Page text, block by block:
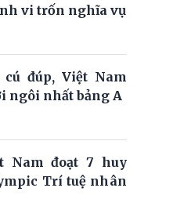
vi trốn nghĩa vụ
đúp, Việt Nam
ngôi nhất bảng A
Nam đoạt 7 huy
Trí tuệ nhân